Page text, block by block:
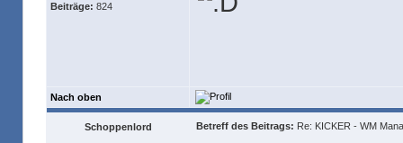
Beiträge: 824
Nach oben
Schoppenlord Betreff des Beitrags: Re: KICKER - WM